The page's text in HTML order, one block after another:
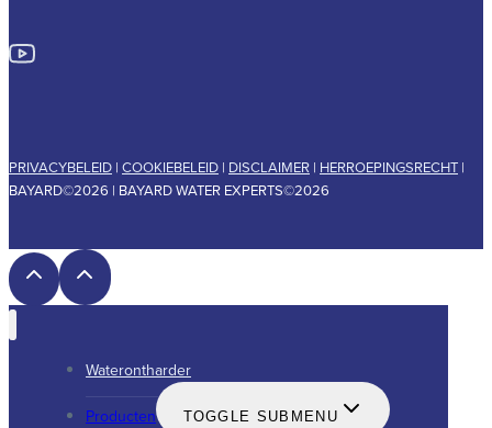
PRIVACYBELEID | COOKIEBELEID | DISCLAIMER | HERROEPINGSRECHT |
BAYARD©2026 | BAYARD WATER EXPERTS©2026
Waterontharder
Producten TOGGLE SUBMENU